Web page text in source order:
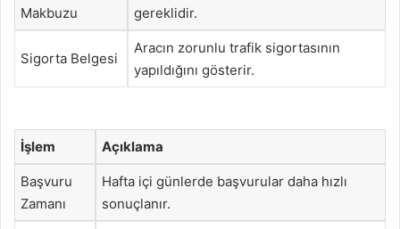
Makbuzu
gereklidir.
Sigorta Belgesi
Aracın zorunlu trafik sigortasının
yapıldığını gösterir.
İşlem Açıklama
Başvuru
Zamanı
Hafta içi günlerde başvurular daha hızlı
sonuçlanır.